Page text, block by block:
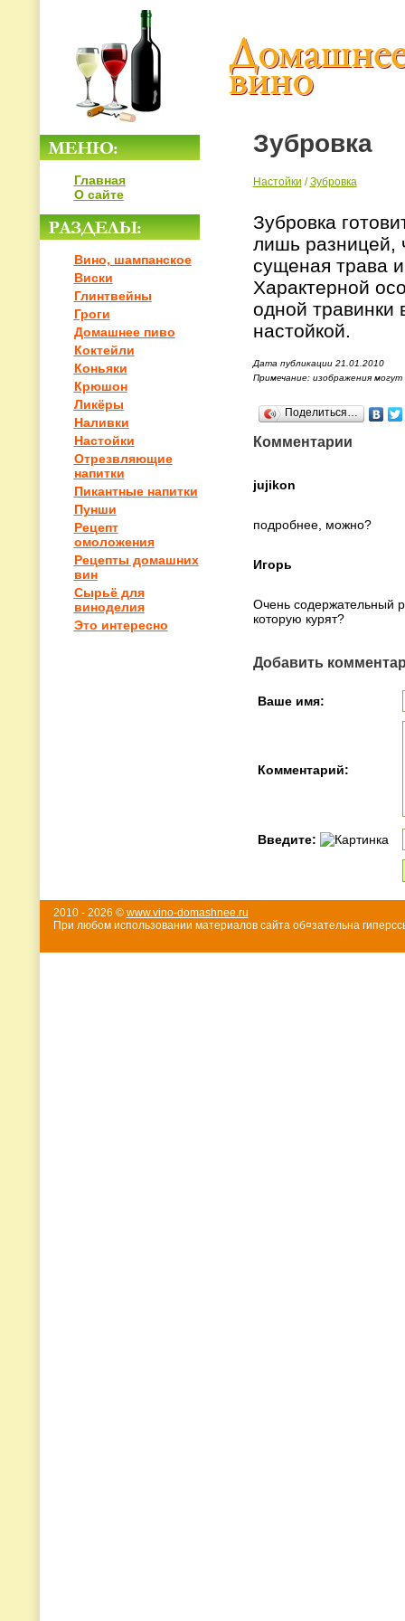
Главная
О сайте
Вино, шампанское
Виски
Глинтвейны
Гроги
Домашнее пиво
Коктейли
Коньяки
Крюшон
Ликёры
Наливки
Настойки
Отрезвляющие
напитки
Пикантные напитки
Пунши
Рецепт
омоложения
Рецепты домашних
вин
Сырьё для
виноделия
Это интересно
Зубровка
Настойки /Зубровка
Зубровка
лишь разницей,
сущеная трава
Характерной
одной травинки
настойкой.
Дата публикации 21.01.2010
Примечание: изображения
Поделиться…
Комментарии
jujikon
подробнее, можно?
Игорь
Очень содержательный
которую курят?
Добавить
Ваше имя:
Комментарий:
Введите:
2010 - 2026 © www.vino-domashnee.ru
При любом использовании материалов сайта об¤зательна